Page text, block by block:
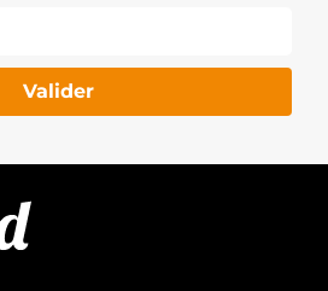
Valider